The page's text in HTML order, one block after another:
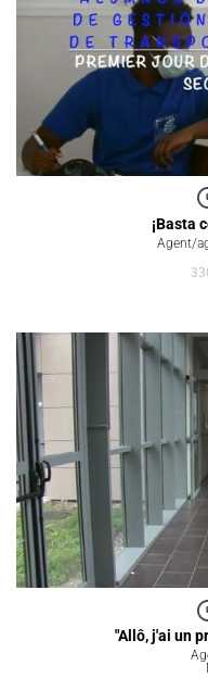
¡Basta
Agent/
"Allô, j'ai un